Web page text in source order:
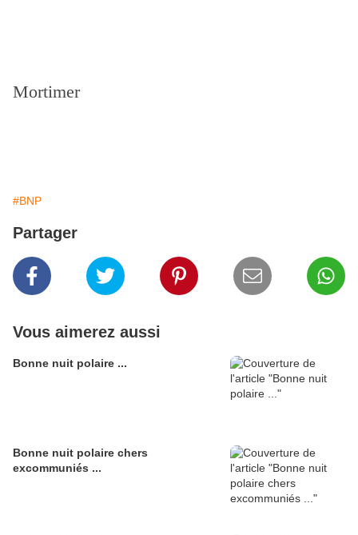
Mortimer
#BNP
Partager
Vous aimerez aussi
Bonne nuit polaire ...
Bonne nuit polaire chers
excommuniés ...